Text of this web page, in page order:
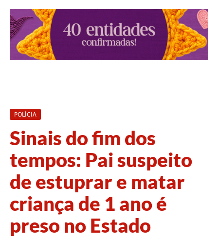
POLÍCIA
Sinais do fim dos
tempos: Pai suspeito
de estuprar e matar
criança de 1 ano é
preso no Estado